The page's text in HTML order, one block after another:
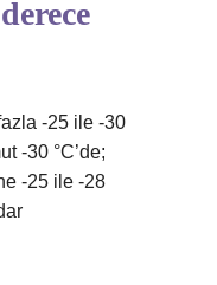
-25 ile -30
-30 °C’de;
-25 ile -28